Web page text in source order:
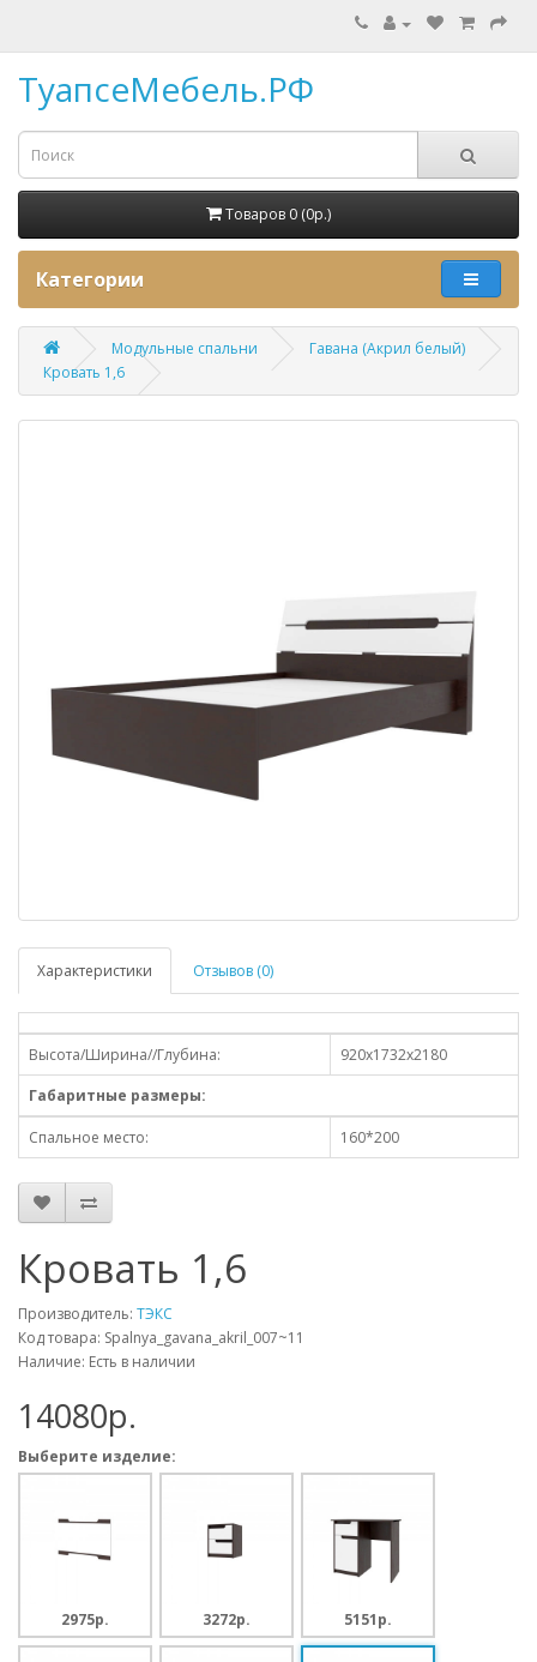
ТуапсеМебель.РФ
Товаров 0 (0p.)
Категории
Модульные спальни
Гавана (Акрил белый)
Кровать 1,6
Характеристики Отзывов (0)
Высота/Ширина//Глубина:
920х1732х2180
Габаритные размеры:
Спальное место: 160*200
Кровать 1,6
Производитель: ТЭКС
Код товара: Spalnya_gavana_akril_007~11
Наличие: Есть в наличии
14080p.
Выберите изделие:
2975p. 3272p. 5151p.